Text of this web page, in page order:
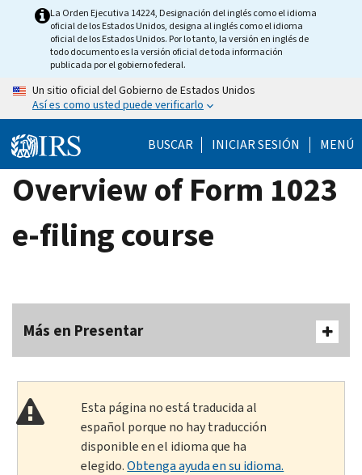
La Orden Ejecutiva 14224, Designación del inglés como el idioma
oficial de los Estados Unidos, designa al inglés como el idioma
oficial de los Estados Unidos. Por lo tanto, la versión en inglés de
todo documento es la versión oficial de toda información
publicada por el gobierno federal.
Un sitio oficial del Gobierno de Estados Unidos
Así es como usted puede verificarlo
BUSCAR INICIAR SESIÓN MENÚ
Overview of Form 1023
e-filing course
Más en Presentar
Esta página no está traducida al
español porque no hay traducción
disponible en el idioma que ha
elegido.Obtenga ayuda en su idioma.